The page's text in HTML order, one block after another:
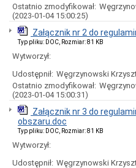
Interpelacje
zapytania
radnych
Transmisje
obrad
sesji
Imienne
wykazy
głosowań
uchwał
Harmonogram
prac
Rady
Miejskiej
Ostatnio zmodyfikował:
(2023-01-04 15:00:25)
Załącznik nr 2 do
Typ pliku: DOC, Rozmiar: 81 KB
Wytworzył:
Udostępnił: Węgrzynowski
Ostatnio zmodyfikował:
(2023-01-04 15:00:31)
Załącznik nr 3 do
obszaru.doc
Typ pliku: DOC, Rozmiar: 81 KB
Wytworzył:
Udostępnił: Węgrzynowski